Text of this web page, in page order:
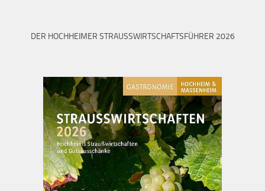
DER HOCHHEIMER STRAUSSWIRTSCHAFTSFÜHRER 2026